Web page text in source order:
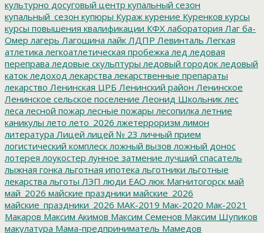
культурно досуговый центр купальный сезон
купальный_сезон купюры Кураж курение Куренков курсы
курсы повышения квалификации КФХ лаборатория Лаг ба-
Омер лагерь Лагошина лайк ЛДПР Левинталь Легкая
атлетика легкоатлетическая пробежка лед ледовая
переправа ледовые скульптуры ледовый городок ледовый
каток ледоход лекарства лекарственные препараты
лекарство Ленинская ЦРБ Ленинский район Ленинское
Ленинское сельское поселение Леонид Школьник лес
леса лесной пожар лесные пожары лесопилка летние
каникулы лето лето_2026 лжетерроризм лимон
литература Лицей лицей № 23 личный прием
логистический комплеск ложный вызов ложный донос
лотерея лоукостер лунное затмение лучший спасатель
лыжная гонка льготная ипотека льготники льготные
лекарства льготы ЛЭП люди ЕАО люк Магнитогорск май
май_2026 майские праздники майские_2026
майские_праздники_2026 МАК-2019 Мак-2020 Мак-2021
Макаров Максим Акимов Максим Семенов Максим Шупиков
макулатура Мама-предприниматель Мамедов